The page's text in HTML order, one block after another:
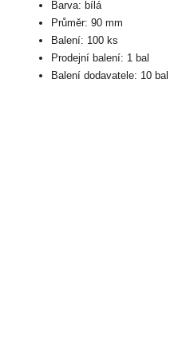
Barva: bílá
Průměr: 90 mm
Balení: 100 ks
Prodejní balení: 1 bal
Balení dodavatele: 10 bal